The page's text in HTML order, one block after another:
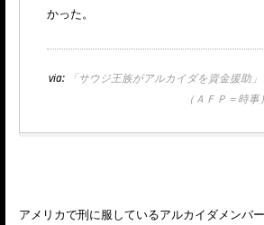
かった。
via:
「サウジ王族がアルカイダを資金援助
（ＡＦＰ＝時
アメリカで刑に服しているアルカイダメンバ